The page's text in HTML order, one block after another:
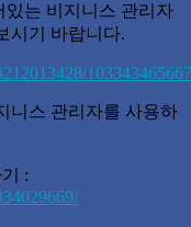
는 비지니스 관리자
시기 바랍니다.
니스 관리자를 사용하
: